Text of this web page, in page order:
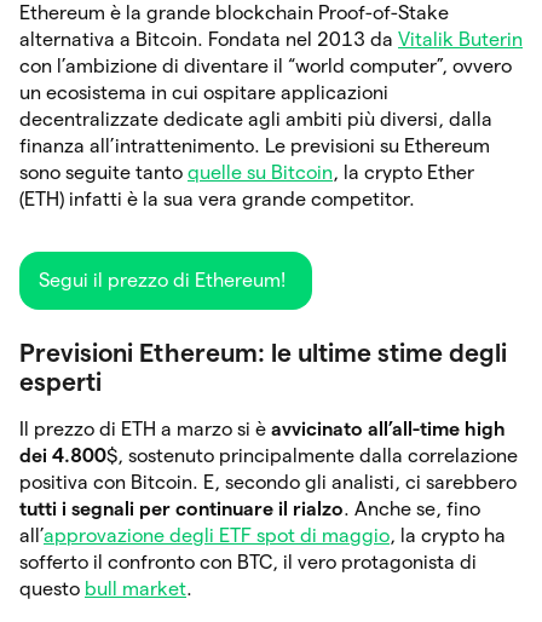
Ethereum è la grande blockchain Proof-of-Stake
alternativa a Bitcoin. Fondata nel 2013 da Vitalik Buterin
con l’ambizione di diventare il “world computer”, ovvero
un ecosistema in cui ospitare applicazioni
decentralizzate dedicate agli ambiti più diversi, dalla
finanza all’intrattenimento. Le previsioni su Ethereum
sono seguite tanto quelle su Bitcoin, la crypto Ether
(ETH) infatti è la sua vera grande competitor.
Segui il prezzo di Ethereum!
Previsioni Ethereum: le ultime stime degli
esperti
Il prezzo di ETH a marzo si è avvicinato all’all-time high
dei 4.800$, sostenuto principalmente dalla correlazione
positiva con Bitcoin. E, secondo gli analisti, ci sarebbero
tutti i segnali per continuare il rialzo. Anche se, fino
all’approvazione degli ETF spot di maggio, la crypto ha
sofferto il confronto con BTC, il vero protagonista di
questo bull market.